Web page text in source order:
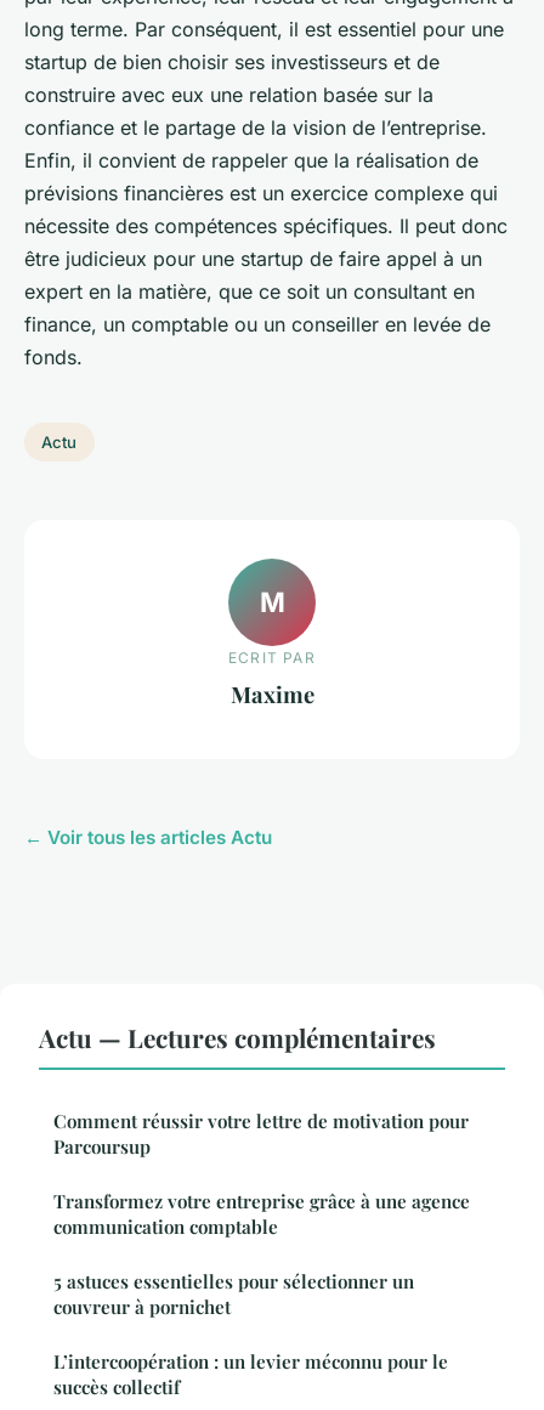
long terme. Par conséquent, il est essentiel pour une
startup de bien choisir ses investisseurs et de
construire avec eux une relation basée sur la
confiance et le partage de la vision de l’entreprise.
Enfin, il convient de rappeler que la réalisation de
prévisions financières est un exercice complexe qui
nécessite des compétences spécifiques. Il peut donc
être judicieux pour une startup de faire appel à un
expert en la matière, que ce soit un consultant en
finance, un comptable ou un conseiller en levée de
fonds.
Actu
M
ECRIT PAR
Maxime
← Voir tous les articles Actu
Actu — Lectures complémentaires
Comment réussir votre lettre de motivation pour
Parcoursup
Transformez votre entreprise grâce à une agence
communication comptable
5 astuces essentielles pour sélectionner un
couvreur à pornichet
L’intercoopération : un levier méconnu pour le
succès collectif